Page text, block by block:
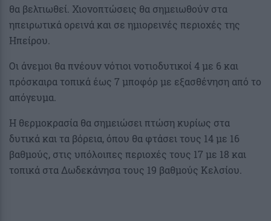
θα βελτιωθεί. Χιονοπτώσεις θα σημειωθούν στα
ηπειρωτικά ορεινά και σε ημιορεινές περιοχές της
Ηπείρου.
Οι άνεμοι θα πνέουν νότιοι νοτιοδυτικοί 4 με 6 και
πρόσκαιρα τοπικά έως 7 μποφόρ με εξασθένηση από το
απόγευμα.
Η θερμοκρασία θα σημειώσει πτώση κυρίως στα
δυτικά και τα βόρεια, όπου θα φτάσει τους 14 με 16
βαθμούς, στις υπόλοιπες περιοχές τους 17 με 18 και
τοπικά στα Δωδεκάνησα τους 19 βαθμούς Κελσίου.